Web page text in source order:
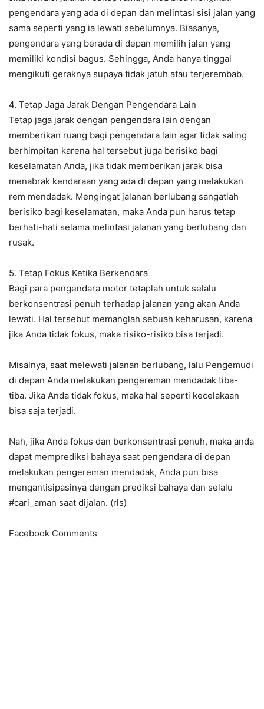
pengendara yang ada di depan dan melintasi sisi jalan yang
sama seperti yang ia lewati sebelumnya. Biasanya,
pengendara yang berada di depan memilih jalan yang
memiliki kondisi bagus. Sehingga, Anda hanya tinggal
mengikuti geraknya supaya tidak jatuh atau terjerembab.
4. Tetap Jaga Jarak Dengan Pengendara Lain
Tetap jaga jarak dengan pengendara lain dengan
memberikan ruang bagi pengendara lain agar tidak saling
berhimpitan karena hal tersebut juga berisiko bagi
keselamatan Anda, jika tidak memberikan jarak bisa
menabrak kendaraan yang ada di depan yang melakukan
rem mendadak. Mengingat jalanan berlubang sangatlah
berisiko bagi keselamatan, maka Anda pun harus tetap
berhati-hati selama melintasi jalanan yang berlubang dan
rusak.
5. Tetap Fokus Ketika Berkendara
Bagi para pengendara motor tetaplah untuk selalu
berkonsentrasi penuh terhadap jalanan yang akan Anda
lewati. Hal tersebut memanglah sebuah keharusan, karena
jika Anda tidak fokus, maka risiko-risiko bisa terjadi.
Misalnya, saat melewati jalanan berlubang, lalu Pengemudi
di depan Anda melakukan pengereman mendadak tiba-
tiba. Jika Anda tidak fokus, maka hal seperti kecelakaan
bisa saja terjadi.
Nah, jika Anda fokus dan berkonsentrasi penuh, maka anda
dapat memprediksi bahaya saat pengendara di depan
melakukan pengereman mendadak, Anda pun bisa
mengantisipasinya dengan prediksi bahaya dan selalu
#cari_aman saat dijalan. (rls)
Facebook Comments